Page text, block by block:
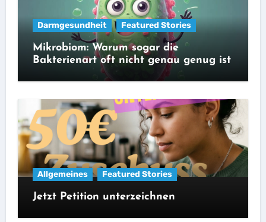
Darmgesundheit Featured Stories
Mikrobiom: Warum sogar die
Bakterienart oft nicht genau genug ist
Allgemeines Featured Stories
Jetzt Petition unterzeichnen